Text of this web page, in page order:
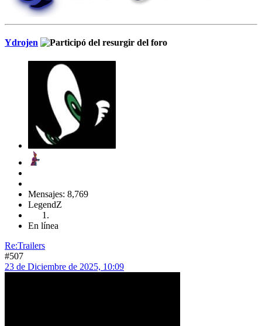
Ydrojen
Mensajes: 8,769
LegendZ
En línea
Re:Trailers
#507
23 de Diciembre de 2025, 10:09